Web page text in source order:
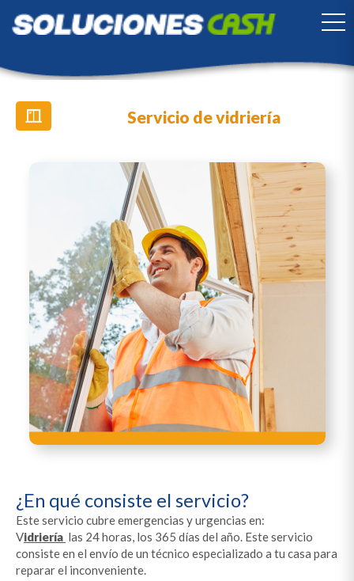
Servicio de vidriería
¿En qué consiste el servicio?
Este servicio cubre emergencias y urgencias en:
Vidriería las 24 horas, los 365 días del año. Este servicio
consiste en el envío de un técnico especializado a tu casa para
reparar el inconveniente.